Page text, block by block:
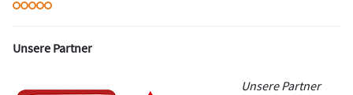
Unsere Partner
Unsere Partner